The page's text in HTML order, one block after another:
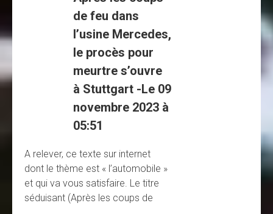
de feu dans
l’usine Mercedes,
le procès pour
meurtre s’ouvre
à Stuttgart -Le 09
novembre 2023 à
05:51
A relever, ce texte sur internet
dont le thème est « l’automobile »
et qui va vous satisfaire. Le titre
séduisant (Après les coups de